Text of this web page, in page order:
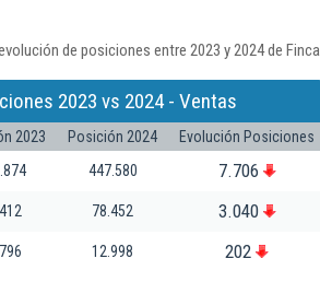
de posiciones entre 2023 y 2024 de
2023 vs 2024 - Ventas
2023 Posición 2024
Evolución Posiciones
447.580 7.706
78.452 3.040
12.998 202